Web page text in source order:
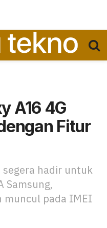
A16 4G
Fitur
segera hadir untuk
Samsung,
muncul pada IMEI